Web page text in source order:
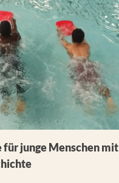
junge Menschen mit